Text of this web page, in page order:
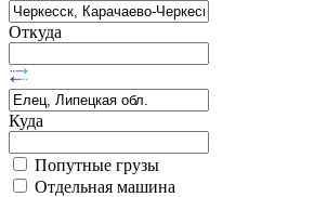
Откуда
Куда
Попутные грузы
Отдельная машина